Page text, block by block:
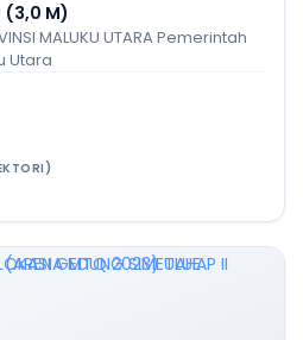
M)
MALUKU UTARA Pemerintah
Utara